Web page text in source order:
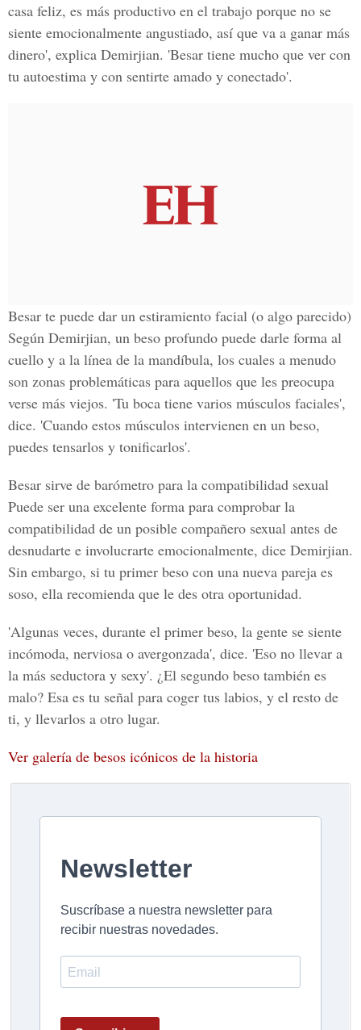
casa feliz, es más productivo en el trabajo porque no se
siente emocionalmente angustiado, así que va a ganar más
dinero', explica Demirjian. 'Besar tiene mucho que ver con
tu autoestima y con sentirte amado y conectado'.
Besar te puede dar un estiramiento facial (o algo parecido)
Según Demirjian, un beso profundo puede darle forma al
cuello y a la línea de la mandíbula, los cuales a menudo
son zonas problemáticas para aquellos que les preocupa
verse más viejos. 'Tu boca tiene varios músculos faciales',
dice. 'Cuando estos músculos intervienen en un beso,
puedes tensarlos y tonificarlos'.
Besar sirve de barómetro para la compatibilidad sexual
Puede ser una excelente forma para comprobar la
compatibilidad de un posible compañero sexual antes de
desnudarte e involucrarte emocionalmente, dice Demirjian.
Sin embargo, si tu primer beso con una nueva pareja es
soso, ella recomienda que le des otra oportunidad.
'Algunas veces, durante el primer beso, la gente se siente
incómoda, nerviosa o avergonzada', dice. 'Eso no llevar a
la más seductora y sexy'. ¿El segundo beso también es
malo? Esa es tu señal para coger tus labios, y el resto de
ti, y llevarlos a otro lugar.
Ver galería de besos icónicos de la historia